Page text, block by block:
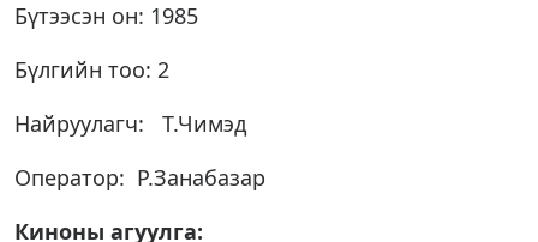
Бүтээсэн он: 1985
Бүлгийн тоо: 2
Найруулагч: Т.Чимэд
Оператор: Р.Занабазар
Киноны агуулга: